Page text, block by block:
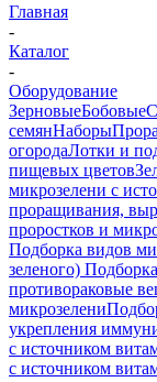
Главная
-
Каталог
-
Оборудование
ЗерновыеБобовые
семянНаборы
огородаЛотки и
пищевых цветов
микрозелени с
проращивания,
проростков и
Подборка видов
зеленого)
противораковые
микрозелени
укрепления
с источником
с источником